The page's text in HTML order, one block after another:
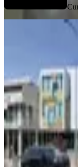
3+1
BORSEM Kuleli
Ara